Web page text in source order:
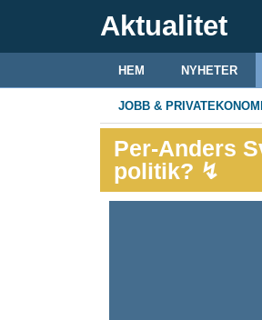
Aktualitet
HEM NYHETER
JOBB & PRIVATEKONOMI
Per-Anders
politik? ↯